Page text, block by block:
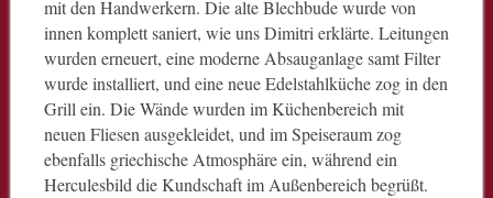
mit den Handwerkern. Die alte Blechbude wurde von
innen komplett saniert, wie uns Dimitri erklärte. Leitungen
wurden erneuert, eine moderne Absauganlage samt Filter
wurde installiert, und eine neue Edelstahlküche zog in den
Grill ein. Die Wände wurden im Küchenbereich mit
neuen Fliesen ausgekleidet, und im Speiseraum zog
ebenfalls griechische Atmosphäre ein, während ein
Herculesbild die Kundschaft im Außenbereich begrüßt.